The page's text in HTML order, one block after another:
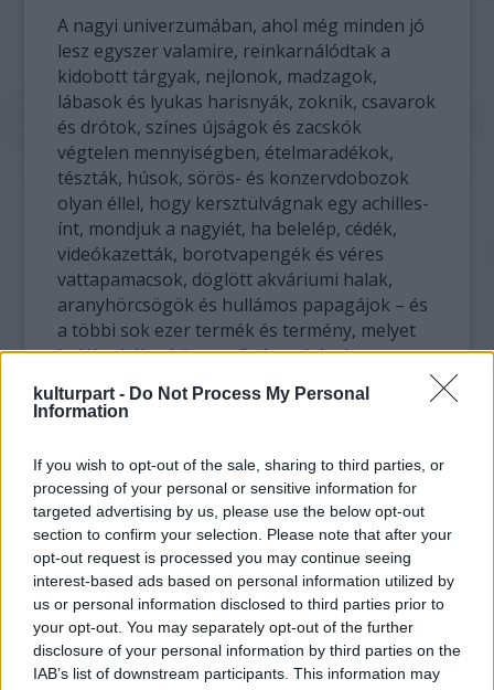
kulturpart - Do Not Process My Personal
Information
If you wish to opt-out of the sale, sharing to third parties, or
processing of your personal or sensitive information for
targeted advertising by us, please use the below opt-out
section to confirm your selection. Please note that after your
opt-out request is processed you may continue seeing
interest-based ads based on personal information utilized by
us or personal information disclosed to third parties prior to
your opt-out. You may separately opt-out of the further
disclosure of your personal information by third parties on the
IAB’s list of downstream participants. This information may
A nagyi univerzumában, ahol még minden jó
lesz egyszer valamire, reinkarnálódtak a
kidobott tárgyak, nejlonok, madzagok,
lábasok és lyukas harisnyák, zoknik, csavarok
és drótok, színes újságok és zacskók
végtelen mennyiségben, ételmaradékok,
tészták, húsok, sörös- és konzervdobozok
olyan éllel, hogy kersztülvágnak egy achilles-
ínt, mondjuk a nagyiét, ha belelép, cédék,
videókazetták, borotvapengék és véres
vattapamacsok, döglött akváriumi halak,
aranyhörcsögök és hullámos papagájok – és
a többi sok ezer termék és termény, melyet
halálra ítélt a környező társasházak
társadalma.
mindent. Csak még nem tudta, mire. Végül
magát is recyclingolta, befeküdt a hajnalban
belopott kukába, magára húzta a tetőt és
elaludt. Nyáron nem tűnik ez fel olyan
nagyon, hiszen mindenki Horvátországban
van. Kinek hiányozna Horváthné?
És ez az én fátumom is, ha így megy tovább,
én sem végzem másként. A családommal